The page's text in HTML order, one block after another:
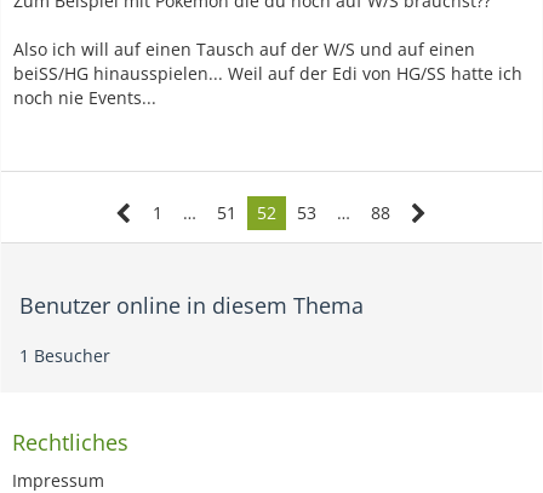
Also ich will auf einen Tausch auf der W/S und auf einen
beiSS/HG hinausspielen... Weil auf der Edi von HG/SS hatte ich
noch nie Events...
1 … 51 52 53 … 88
Benutzer online in diesem Thema
1 Besucher
Rechtliches
Impressum